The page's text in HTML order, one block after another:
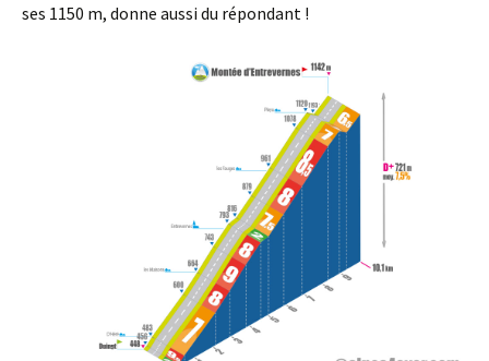
ses 1150 m, donne aussi du répondant !